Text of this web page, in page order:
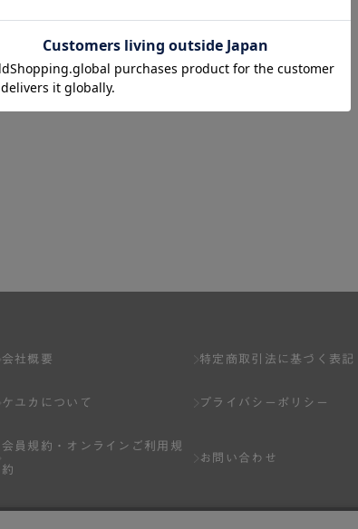
会社概要
ケユカについて
会員規約・
オンラインご利用規
約
Q&A
特定商取引法に基づく表記
プライバシーポリシー
お問い合わせ